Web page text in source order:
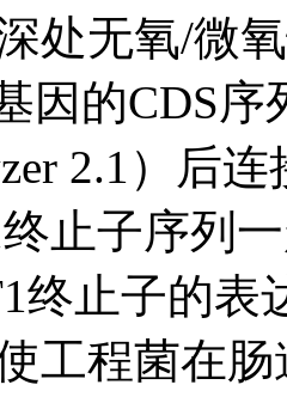
处无氧/微
因的CDS
2.1）后
止子序列
终止子的表
工程菌在